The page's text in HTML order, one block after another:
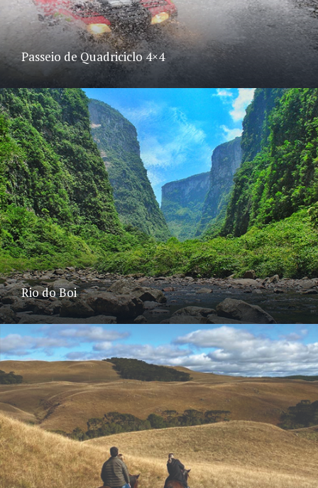
Passeio de Quadriciclo 4×4
Rio do Boi